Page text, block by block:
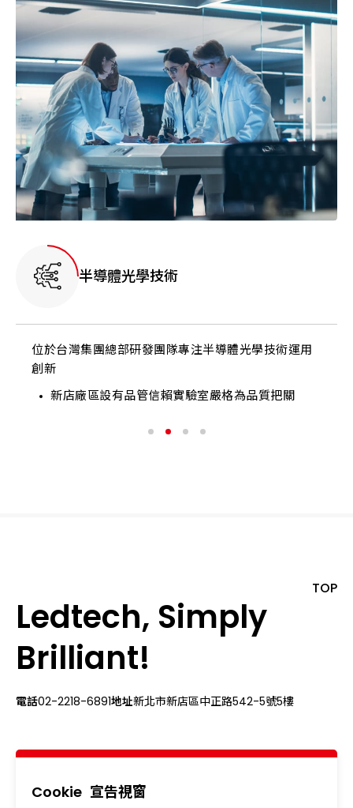
精密的 3D 視覺開發工具
透過精密的3D視覺開發工具可以直接呈現商品樣貌並
進行佈署模擬，貼近客戶需求
Ledtech, Simply
Brilliant!
電話02-2218-6891地址新北市新店區中正路542-5號5樓
TOP
關於我們
最新消息
產品專區
Cookie 宣告視窗